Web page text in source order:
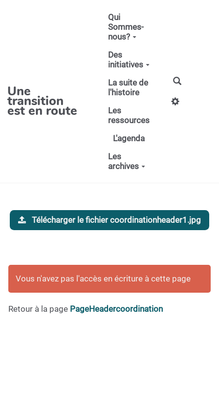
Une
transition
est en route
Qui
Sommes-
nous?
Des
initiatives
La suite de
l'histoire
Les
ressources
L'agenda
Les
archives
Télécharger le fichier coordinationheader1.jpg
Vous n'avez pas l'accès en écriture à cette page
Retour à la page PageHeadercoordination